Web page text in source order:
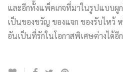
และอีกทั้งแพ็คเกจที่มาในรูปแบบผู
เป็นของขวัญ ของแจก ของรับไหว้
อันเป็นที่รักในโอกาสพิเศษต่างได้อี